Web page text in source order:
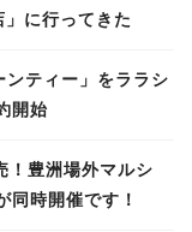
」に行ってきた
ティー」をララシ
開始
！豊洲場外マルシ
同時開催です！